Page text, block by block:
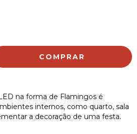
na forma de Flamingos é
internos, como quarto, sala
a decoração de uma festa.